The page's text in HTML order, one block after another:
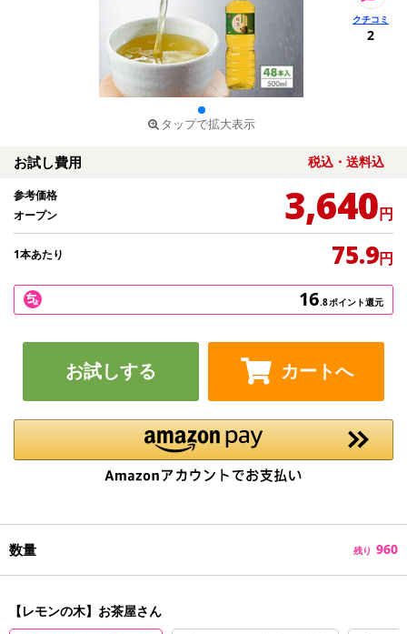
タップで拡大表示
2
お試し費用 税込・送料込
参考価格
オープン
3,640円
1本あたり 75.9円
16.8ポイント還元
お試しする カートへ
数量 残り 960
【レモンの木】お茶屋さん